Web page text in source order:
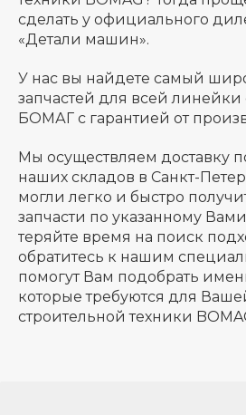
сделать у официального
«Детали машин».
У нас вы найдете самый
запчастей для всей линейки
БОМАГ с гарантией от
Мы осуществляем доставку
наших складов в Санкт-
могли легко и быстро
запчасти по указанному
теряйте время на поиск
обратитесь к нашим
помогут Вам подобрать
которые требуются для
строительной техники